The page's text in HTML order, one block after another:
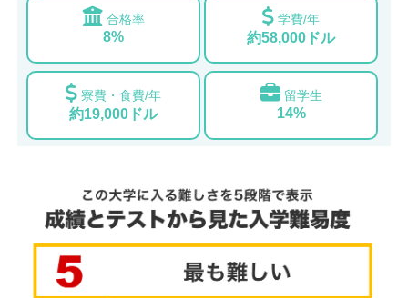
合格率
8%
学費/年
約58,000ドル
寮費・食費/年
約19,000ドル
留学生
14%